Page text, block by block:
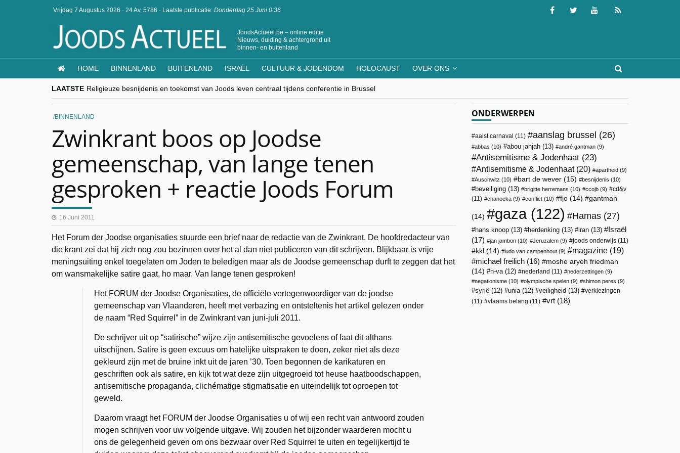
Vrijdag 7 Augustus 2026 · 24 Av, 5786 · Laatste publicatie: Donderdag 25 Juni 0:36
JoodsActueel.be – online editie
Nieuws, duiding & achtergrond uit
binnen- en buitenland
HOME BINNENLAND BUITENLAND ISRAËL CULTUUR & JODENDOM HOLOCAUST OVER ONS
LAATSTE Religieuze besnijdenis en toekomst van Joods leven centraal tijdens conferentie in Brussel
“Besnijdenisdebat toont hoe moeilijk seculiere Westen minderheden begrijpt”, Jinnih Beels (Vooruit)
CITYTRIP | ROEMENIË – Boekarest: de verrassing van Oost-Europa
“Vandaag zit elke Jood in België op de beklaagdenbank”
BINNENLAND
Zwinkrant boos op Joodse
gemeenschap, van lange tenen
gesproken + reactie Joods Forum
16 Juni 2011
Het Forum der Joodse organisaties stuurde een brief naar de redactie van de Zwinkrant. De hoofdredacteur van
die krant zei dat hij zich nog zou bezinnen over het al dan niet publiceren van dit schrijven. Blijkbaar is vrije
meningsuiting enkel toegelaten om Joden te beledigen maar als de Joodse gemeenschap durft te zeggen dat het
om wansmakelijke satire gaat, ho maar. Van lange tenen gesproken!
Het FORUM der Joodse Organisaties, de officiële vertegenwoordiger van de joodse
gemeenschap van Vlaanderen, heeft met verbazing en ontsteltenis het artikel gelezen onder
de naam “Red Squirrel” in de Zwinkrant van juni-juli 2011.
De schrijver uit op “satirische” wijze zijn antisemitische gevoelens of laat dit althans
uitschijnen. Satire is geen excuus om hatelijke uitspraken te doen, zeker niet als deze
gekleurd zijn met de bruine inkt uit de jaren ’30. Toen begonnen de karikaturen en
geschriften ook als satire, en kijk tot wat deze zijn uitgegroeid tot heuse haatboodschappen,
antisemitische propaganda, clichématige stigmatisatie en uiteindelijk tot oproepen tot
geweld.
Daarom vraagt het FORUM der Joodse Organisaties u of wij een recht van antwoord zouden
mogen schrijven voor uw volgende uitgave. Wij zouden het bijzonder waarderen mocht u
ons de gelegenheid geven om ons bezwaar over Red Squirrel te uiten en tegelijkertijd te
ONDERWERPEN
aalst carnaval (11) aanslag brussel (26)
abbas (10) abou jahjah (13) andré gantman (9)
Antisemitisme & Jodenhaat (23)
Antisemitisme & Jodenhaat(20) apartheid (9)
Auschwitz (10) bart de wever (15) besnijdenis (10)
beveiliging (13) brigitte herremans (10) ccojb (9)
cd&v
(11)
chanoeka (9) conflict (10) fjo (14) gantman
(14) gaza(122) Hamas (27)
hans knoop (13) herdenking (13) iran (13)
Israël
(17)
jan jambon (10) Jeruzalem (9) joods onderwijs (11)
kkl (14) ludo van campenhout (9) magazine (19)
michael freilich (16)
moshe aryeh friedman
(14)
n-va(12) nederland (11) nederzettingen (9)
negationisme (10) olympische spelen (9) shimon peres (9)
syrië (12) unia(12) veiligheid (13)
verkiezingen
(11)
vlaams belang (11) vrt (18)